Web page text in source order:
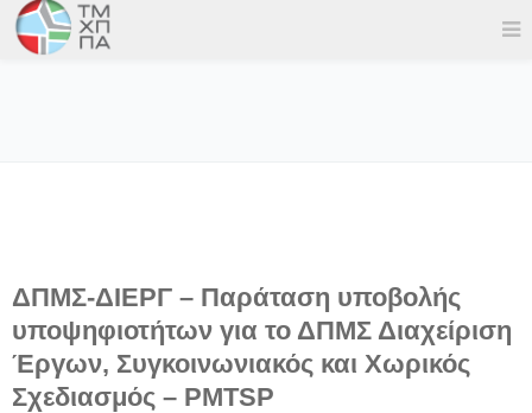
ΔΠΜΣ-ΔΙΕΡΓ – Παράταση υποβολής
υποψηφιοτήτων για το ΔΠΜΣ Διαχείριση
Έργων, Συγκοινωνιακός και Χωρικός
Σχεδιασμός – PMTSP